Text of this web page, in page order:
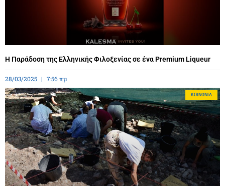
Η Παράδοση της Ελληνικής Φιλοξενίας σε ένα Premium Liqueur
28/03/2025 7:56 πμ
ΚΟΙΝΩΝΊΑ